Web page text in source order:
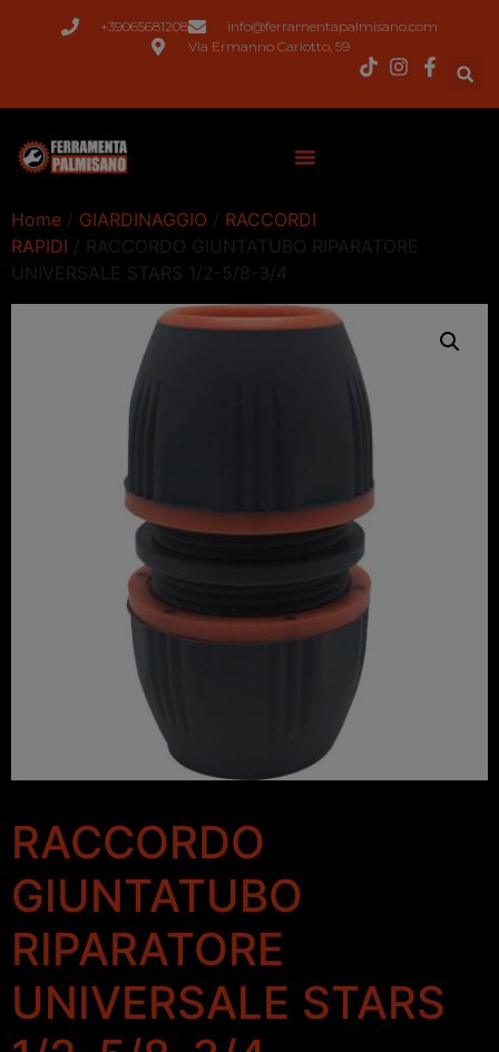
+39065681208
info@ferramentapalmisano.com
Via Ermanno Carlotto, 59
Home / GIARDINAGGIO / RACCORDI
RAPIDI / RACCORDO GIUNTATUBO RIPARATORE
UNIVERSALE STARS 1/2-5/8-3/4
RACCORDO
GIUNTATUBO
RIPARATORE
UNIVERSALE STARS